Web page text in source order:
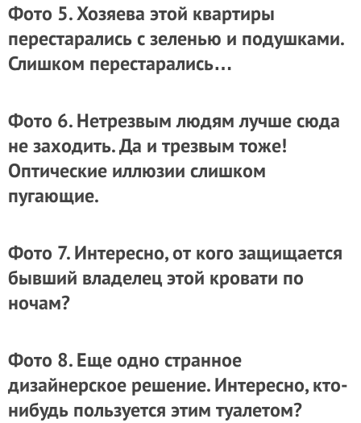
Фото 5. Хозяева этой квартиры
перестарались с зеленью и подушками.
Слишком перестарались…
Фото 6. Нетрезвым людям лучше сюда
не заходить. Да и трезвым тоже!
Оптические иллюзии слишком
пугающие.
Фото 7. Интересно, от кого защищается
бывший владелец этой кровати по
ночам?
Фото 8. Еще одно странное
дизайнерское решение. Интересно, кто-
нибудь пользуется этим туалетом?